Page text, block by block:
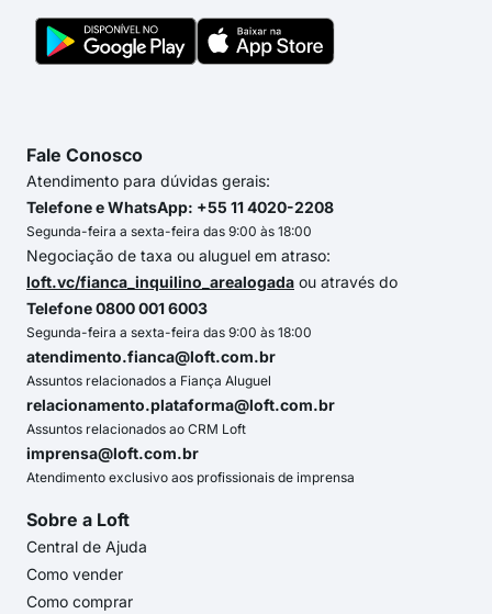
Fale Conosco
Atendimento para dúvidas gerais:
Telefone e WhatsApp: +55 11 4020-2208
Segunda-feira a sexta-feira das 9:00 às 18:00
Negociação de taxa ou aluguel em atraso:
loft.vc/fianca_inquilino_arealogada ou através do
Telefone 0800 001 6003
Segunda-feira a sexta-feira das 9:00 às 18:00
atendimento.fianca@loft.com.br
Assuntos relacionados a Fiança Aluguel
relacionamento.plataforma@loft.com.br
Assuntos relacionados ao CRM Loft
imprensa@loft.com.br
Atendimento exclusivo aos profissionais de imprensa
Sobre a Loft
Central de Ajuda
Como vender
Como comprar